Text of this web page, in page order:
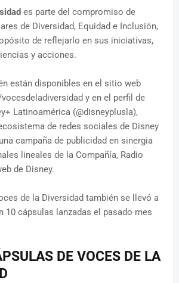
es parte del compromiso de
de Diversidad, Equidad e Inclusión,
de reflejarlo en sus iniciativas,
y acciones.
están disponibles en el sitio web
y en el perfil de
Latinoamérica (@disneyplusla),
de redes sociales de Disney
campaña de publicidad en sinergia
lineales de la Compañía, Radio
de Disney.
de la Diversidad también se llevó a
10 cápsulas lanzadas el pasado mes
DE VOCES DE LA